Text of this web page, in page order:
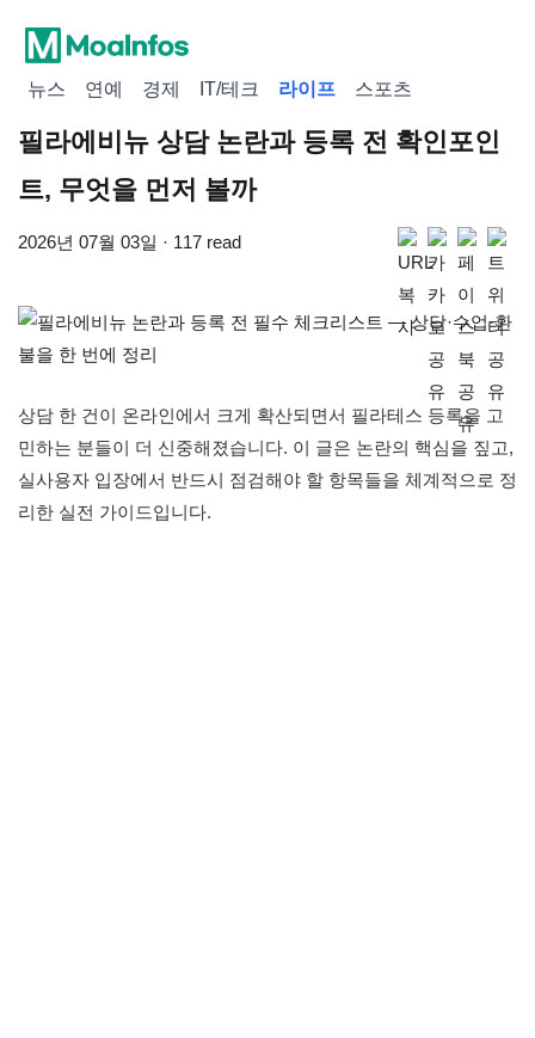
뉴스 연예 경제 IT/테크 라이프 스포츠
필라에비뉴 상담 논란과 등록 전 확인포인
트, 무엇을 먼저 볼까
2026년 07월 03일 · 117 read
상담 한 건이 온라인에서 크게 확산되면서 필라테스 등록을 고
민하는 분들이 더 신중해졌습니다. 이 글은 논란의 핵심을 짚고,
실사용자 입장에서 반드시 점검해야 할 항목들을 체계적으로 정
리한 실전 가이드입니다.